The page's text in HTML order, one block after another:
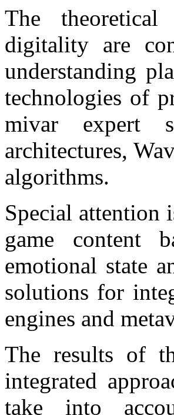
The
digitality are
understanding
technologies of
mivar expert
architectures,
algorithms.
Special attention
game content
emotional state
solutions for
engines and
The results of
integrated
take into